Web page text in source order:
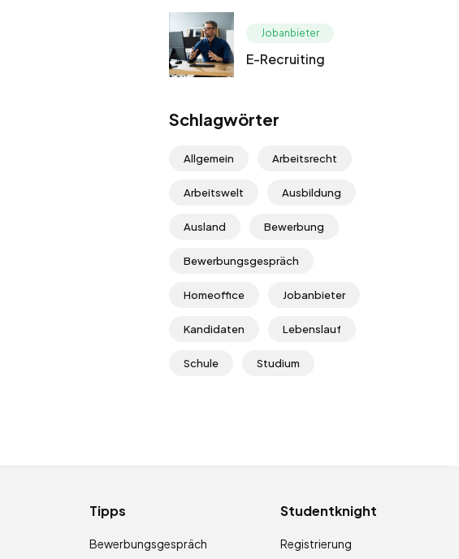
Jobanbieter
E-Recruiting
Schlagwörter
Allgemein Arbeitsrecht
Arbeitswelt Ausbildung
Ausland Bewerbung
Bewerbungsgespräch
Homeoffice Jobanbieter
Kandidaten Lebenslauf
Schule Studium
Tipps
Bewerbungsgespräch
Studentknight
Registrierung